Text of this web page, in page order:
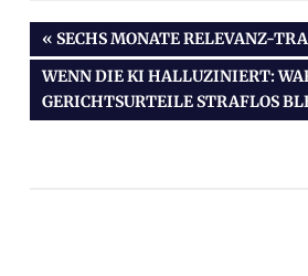
VORHERIGER
BEITRAG:
SECHS MONATE RELEVANZ-
NÄCHSTER
BEITRAG:
WENN DIE KI HALLUZINIERT:
GERICHTSURTEILE STRAFLOS